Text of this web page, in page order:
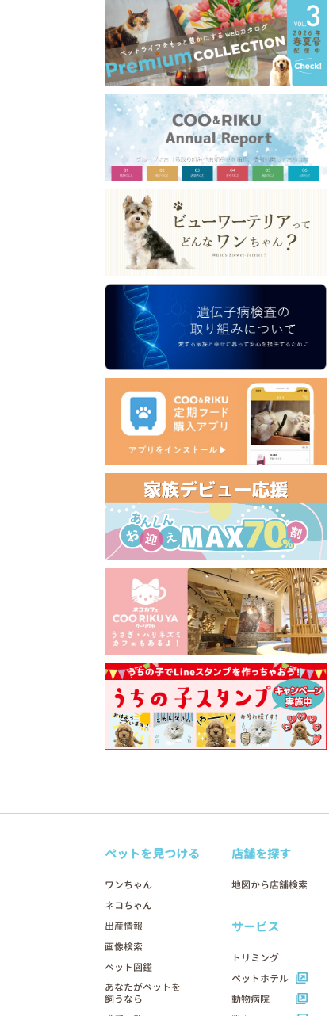
ペットを見つける
ワンちゃん
ネコちゃん
出産情報
画像検索
ペット図鑑
あなたがペットを
飼うなら
店舗を探す
地図から店舗検索
サービス
トリミング
ペットホテル
動物病院